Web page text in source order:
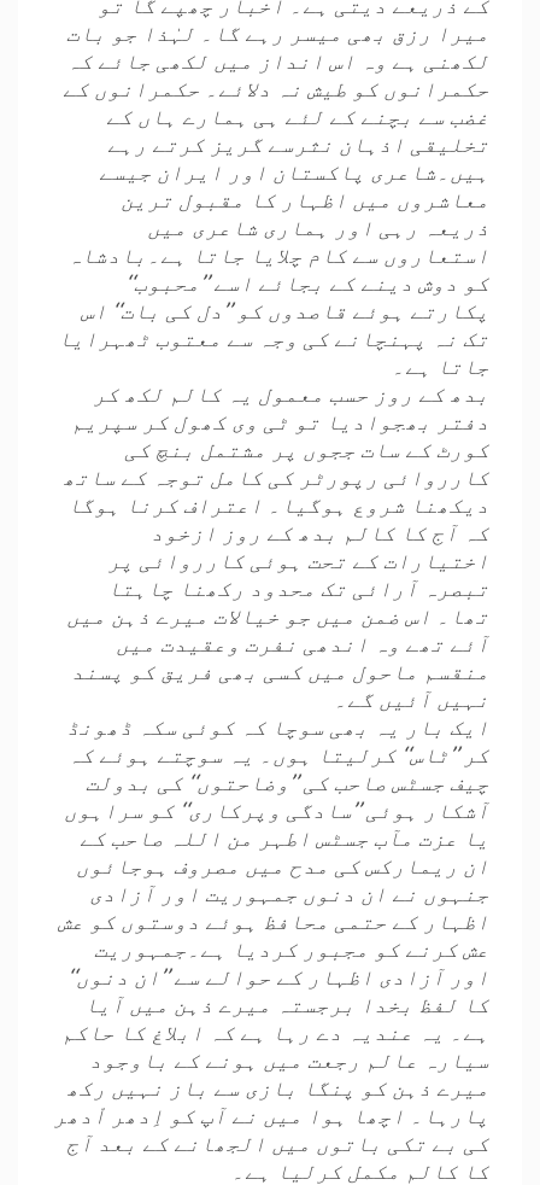
میرا رزق بھی میسر رہے گا۔ لہٰذا جو بات
لکھنی ہے وہ اس انداز میں لکھی جائے کہ
حکمرانوں کو طیش نہ دلائے۔ حکمرانوں کے
غضب سے بچنے کے لئے ہی ہمارے ہاں کے
تخلیقی اذہان نثرسے گریز کرتے رہے
ہیں۔شاعری پاکستان اور ایران جیسے
معاشروں میں اظہار کا مقبول ترین
ذریعہ رہی اور ہماری شاعری میں
استعاروں سے کام چلایا جاتا ہے۔بادشاہ
کو دوش دینے کے بجائے اسے ’’محبوب‘‘
پکارتے ہوئے قاصدوں کو ’’دل کی بات‘‘ اس
تک نہ پہنچانے کی وجہ سے معتوب ٹھہرایا
جاتا ہے۔
بدھ کے روز حسب معمول یہ کالم لکھ کر
دفتر بھجوادیا تو ٹی وی کھول کر سپریم
کورٹ کے سات ججوں پر مشتمل بنچ کی
کارروائی رپورٹر کی کامل توجہ کے ساتھ
دیکھنا شروع ہوگیا۔ اعتراف کرنا ہوگا
کہ آج کا کالم بدھ کے روز ازخود
اختیارات کے تحت ہوئی کارروائی پر
تبصرہ آرائی تک محدود رکھنا چاہتا
تھا۔ اس ضمن میں جو خیالات میرے ذہن میں
آئے تھے وہ اندھی نفرت وعقیدت میں
منقسم ماحول میں کسی بھی فریق کو پسند
نہیں آئیں گے۔
ایک بار یہ بھی سوچا کہ کوئی سکہ ڈھونڈ
کر ’’ٹاس‘‘ کرلیتا ہوں۔ یہ سوچتے ہوئے کہ
چیف جسٹس صاحب کی ’’وضاحتوں‘‘ کی بدولت
آشکار ہوئی ’’سادگی وپرکاری‘‘ کو سراہوں
یا عزت مآب جسٹس اطہر من اللہ صاحب کے
ان ریمارکس کی مدح میں مصروف ہوجائوں
جنہوں نے ان دنوں جمہوریت اور آزادی
اظہار کے حتمی محافظ ہوئے دوستوں کو عش
عش کرنے کو مجبور کردیا ہے۔جمہوریت
اور آزادی اظہار کے حوالے سے ’’ان دنوں‘‘
کا لفظ بخدا برجستہ میرے ذہن میں آیا
ہے۔ یہ عندیہ دے رہا ہے کہ ابلاغ کا حاکم
سیارہ عالم رجعت میں ہونے کے باوجود
میرے ذہن کو پنگا بازی سے باز نہیں رکھ
پارہا۔ اچھا ہوا میں نے آپ کو اِدھر اْدھر
کی بے تکی باتوں میں الجھانے کے بعد آج
کا کالم مکمل کرلیا ہے۔